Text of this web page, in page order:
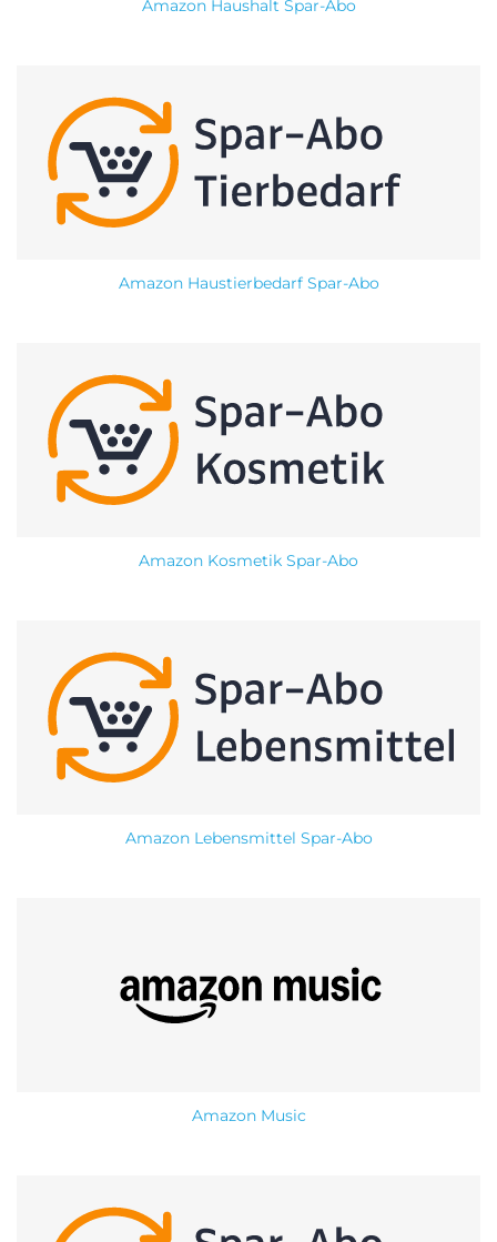
Amazon Haushalt Spar-Abo
Amazon Haustierbedarf Spar-Abo
Amazon Kosmetik Spar-Abo
Amazon Lebensmittel Spar-Abo
Amazon Music